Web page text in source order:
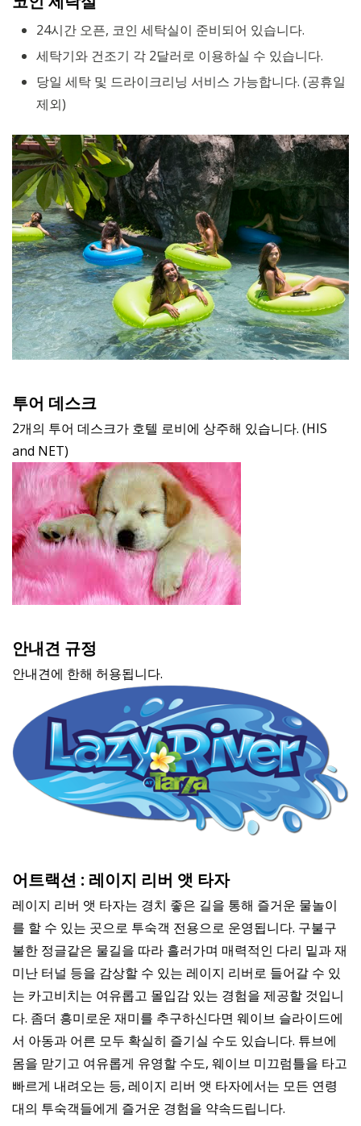
24시간 오픈, 코인 세탁실이 준비되어 있습니다.
세탁기와 건조기 각 2달러로 이용하실 수 있습니다.
당일 세탁 및 드라이크리닝 서비스 가능합니다. (공휴일
제외)
투어 데스크
2개의 투어 데스크가 호텔 로비에 상주해 있습니다. (HIS
and NET)
안내견 규정
안내견에 한해 허용됩니다.
어트랙션 : 레이지 리버 앳 타자
레이지 리버 앳 타자는 경치 좋은 길을 통해 즐거운 물놀이
를 할 수 있는 곳으로 투숙객 전용으로 운영됩니다. 구불구
불한 정글같은 물길을 따라 흘러가며 매력적인 다리 밑과 재
미난 터널 등을 감상할 수 있는 레이지 리버로 들어갈 수 있
는 카고비치는 여유롭고 몰입감 있는 경험을 제공할 것입니
다. 좀더 흥미로운 재미를 추구하신다면 웨이브 슬라이드에
서 아동과 어른 모두 확실히 즐기실 수도 있습니다. 튜브에
몸을 맏기고 여유롭게 유영할 수도, 웨이브 미끄럼틀을 타고
빠르게 내려오는 등, 레이지 리버 앳 타자에서는 모든 연령
대의 투숙객들에게 즐거운 경험을 약속드립니다.